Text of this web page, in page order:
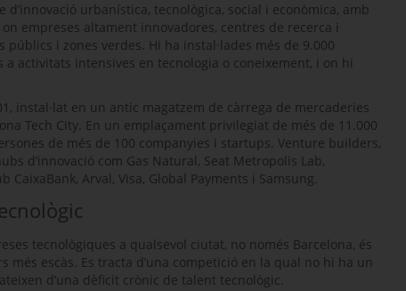
urbanística, tecnològica, social i econòmica, amb
empreses altament innovadores, centres de recerca i
i zones verdes. Hi ha instal·lades més de 9.000
activitats intensives en tecnologia o coneixement, i on hi
instal·lat en un antic magatzem de càrrega de mercaderies
Tech City . En un emplaçament privilegiat de més de 11.000
de més de 100 companyies i startups Venture builders,
d’innovació com Gas Natural, Seat Metropolis Lab,
CaixaBank, Arval, Visa, Global Payments i Samsung
tecnològiques a qualsevol ciutat, no només Barcelona, és
escàs. Es tracta d’una competició en la qual no hi ha un
d’una dèficit crònic de talent tecnològic.